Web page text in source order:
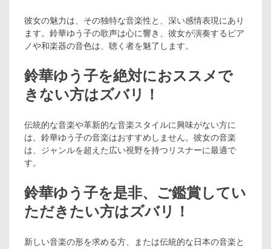
彼女の魅力は、その独特な音楽性と、深い感情表現にあり
ます。鈴華ゆう子の歌声は心に響き、彼女が演奏するピア
ノや和楽器の音色は、聴く者を魅了します。
鈴華ゆう子を絶対におススメで
きない方はズバリ！
伝統的な音楽や革新的な音楽スタイルに興味がない方に
は、鈴華ゆう子の音楽はおすすめしません。彼女の音楽
は、ジャンルを超えた広い視野を持つリスナーに最適で
す。
鈴華ゆう子を是非、ご鑑賞してい
ただきたい方はズバリ！
新しい音楽の形を求める方、または伝統的な日本の音楽と